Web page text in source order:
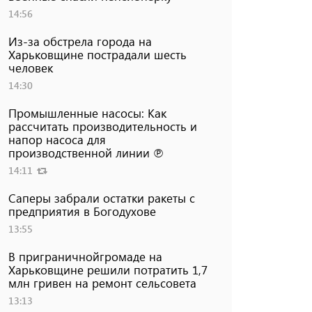
14:56
Из-за обстрела города на
Харьковщине пострадали шесть
человек
14:30
Промышленные насосы: Как
рассчитать производительность и
напор насоса для
производственной линии ℗
14:11
Саперы забрали остатки ракеты с
предприятия в Богодухове
13:55
В приграничнойгромаде на
Харьковщине решили потратить 1,7
млн ​​гривен на ремонт сельсовета
13:13